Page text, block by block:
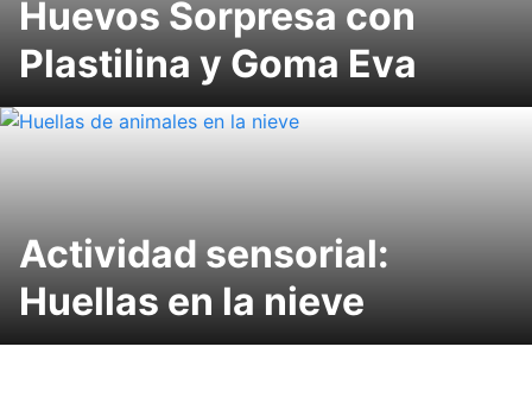
Huevos Sorpresa con
Plastilina y Goma Eva
Actividad sensorial:
Huellas en la nieve